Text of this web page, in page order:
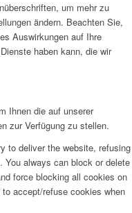
um mehr zu
ändern. Beachten Sie,
Auswirkungen auf Ihre
haben kann, die wir
Ihnen die auf unserer
zur Verfügung zu stellen.
to deliver the website, refusing
always can block or delete
force blocking all cookies on
accept/refuse cookies when